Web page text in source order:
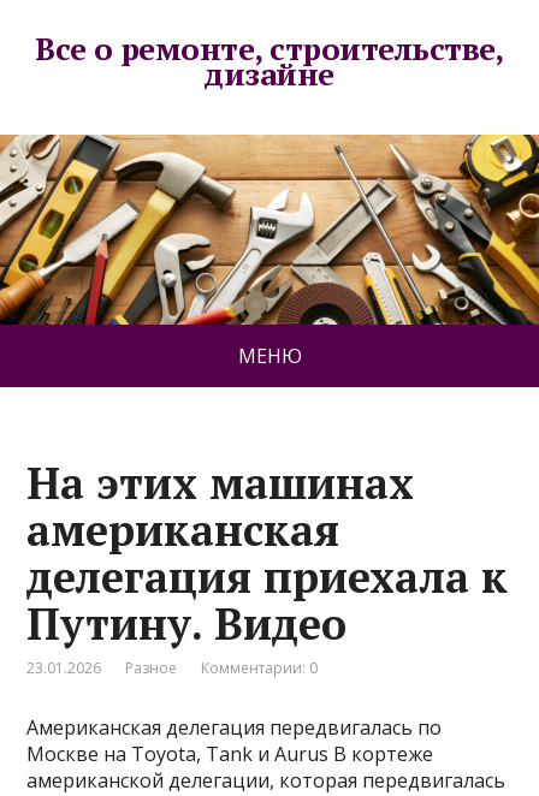
Все о ремонте, строительстве,
дизайне
МЕНЮ
На этих машинах
американская
делегация приехала к
Путину. Видео
23.01.2026 Разное Комментарии: 0
Американская делегация передвигалась по
Москве на Toyota, Tank и Aurus В кортеже
американской делегации, которая передвигалась